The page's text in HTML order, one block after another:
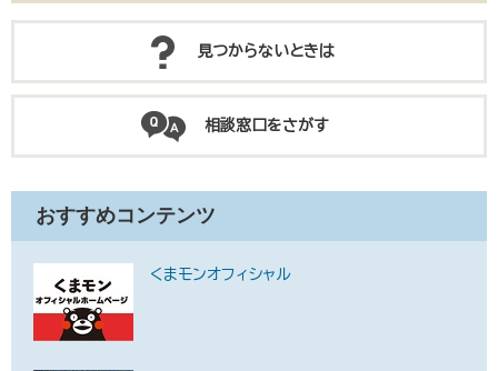
見つからないときは
相談窓口をさがす
おすすめコンテンツ
くまモンオフィシャル